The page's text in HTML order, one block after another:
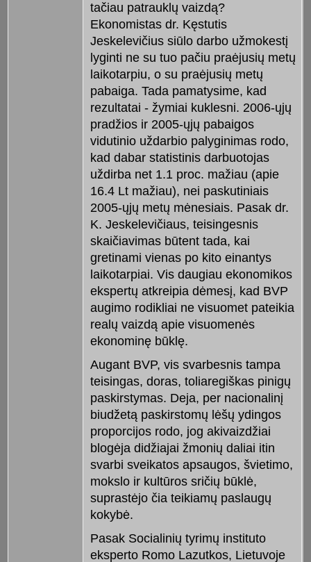
tačiau patrauklų vaizdą?
Ekonomistas dr. Kęstutis
Jeskelevičius siūlo darbo užmokestį
lyginti ne su tuo pačiu praėjusių metų
laikotarpiu, o su praėjusių metų
pabaiga. Tada pamatysime, kad
rezultatai - žymiai kuklesni. 2006-ųjų
pradžios ir 2005-ųjų pabaigos
vidutinio uždarbio palyginimas rodo,
kad dabar statistinis darbuotojas
uždirba net 1.1 proc. mažiau (apie
16.4 Lt mažiau), nei paskutiniais
2005-ųjų metų mėnesiais. Pasak dr.
K. Jeskelevičiaus, teisingesnis
skaičiavimas būtent tada, kai
gretinami vienas po kito einantys
laikotarpiai. Vis daugiau ekonomikos
ekspertų atkreipia dėmesį, kad BVP
augimo rodikliai ne visuomet pateikia
realų vaizdą apie visuomenės
ekonominę būklę.
Augant BVP, vis svarbesnis tampa
teisingas, doras, toliaregiškas pinigų
paskirstymas. Deja, per nacionalinį
biudžetą paskirstomų lėšų ydingos
proporcijos rodo, jog akivaizdžiai
blogėja didžiajai žmonių daliai itin
svarbi sveikatos apsaugos, švietimo,
mokslo ir kultūros sričių būklė,
suprastėjo čia teikiamų paslaugų
kokybė.
Pasak Socialinių tyrimų instituto
eksperto Romo Lazutkos, Lietuvoje